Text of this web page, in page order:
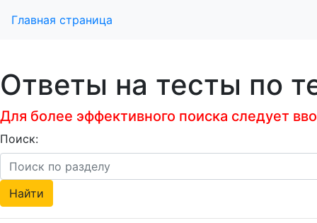
Главная страница
Ответы на тесты по
Для более эффективного поиска следует
Поиск: